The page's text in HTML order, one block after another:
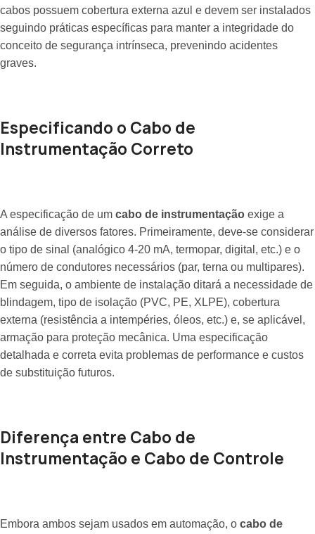
cabos possuem cobertura externa azul e devem ser instalados
seguindo práticas específicas para manter a integridade do
conceito de segurança intrínseca, prevenindo acidentes
graves.
Especificando o Cabo de
Instrumentação Correto
A especificação de um cabo de instrumentação exige a
análise de diversos fatores. Primeiramente, deve-se considerar
o tipo de sinal (analógico 4-20 mA, termopar, digital, etc.) e o
número de condutores necessários (par, terna ou multipares).
Em seguida, o ambiente de instalação ditará a necessidade de
blindagem, tipo de isolação (PVC, PE, XLPE), cobertura
externa (resistência a intempéries, óleos, etc.) e, se aplicável,
armação para proteção mecânica. Uma especificação
detalhada e correta evita problemas de performance e custos
de substituição futuros.
Diferença entre Cabo de
Instrumentação e Cabo de Controle
Embora ambos sejam usados em automação, o cabo de